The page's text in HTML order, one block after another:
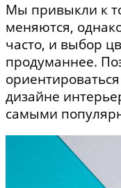
Мы привыкли к
меняются,
часто, и выбор
продуманнее.
дизайне
самыми